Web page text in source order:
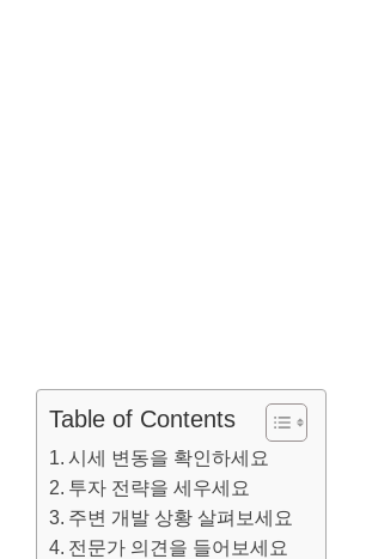
Table of Contents
시세 변동을 확인하세요
투자 전략을 세우세요
주변 개발 상황 살펴보세요
전문가 의견을 들어보세요